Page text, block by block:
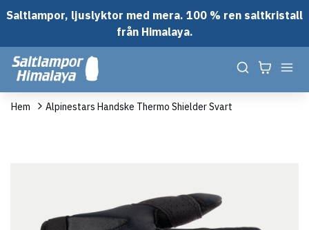
Saltlampor, ljuslyktor med mera. 100 % ren saltkristall
från Himalaya.
Hem Alpinestars Handske Thermo Shielder Svart